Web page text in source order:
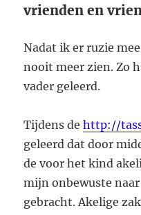
vrienden en
Nadat ik er ruzie
nooit meer zien. Zo
vader geleerd.
Tijdens dehttp://
geleerd dat door
de voor het kind
mijn onbewuste
gebracht. Akelige